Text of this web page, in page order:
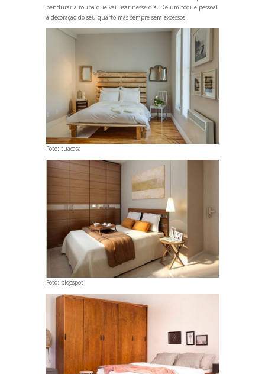
pendurar a roupa que vai usar nesse dia. Dê um toque pessoal
à decoração do seu quarto mas sempre sem excessos.
Foto: tuacasa
Foto: blogspot